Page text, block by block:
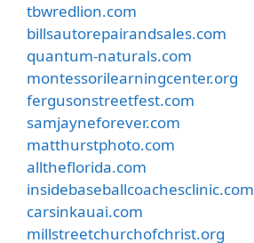
tbwredlion.com
billsautorepairandsales.com
quantum-naturals.com
montessorilearningcenter.org
fergusonstreetfest.com
samjayneforever.com
matthurstphoto.com
alltheflorida.com
insidebaseballcoachesclinic.com
carsinkauai.com
millstreetchurchofchrist.org